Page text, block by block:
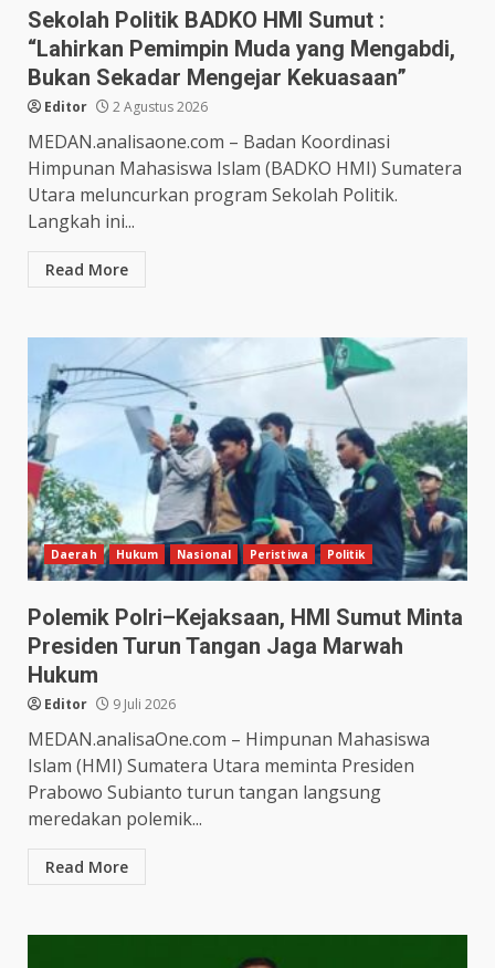
Sekolah Politik BADKO HMI Sumut :
“Lahirkan Pemimpin Muda yang Mengabdi,
Bukan Sekadar Mengejar Kekuasaan”
Editor 2 Agustus 2026
MEDAN.analisaone.com – Badan Koordinasi
Himpunan Mahasiswa Islam (BADKO HMI) Sumatera
Utara meluncurkan program Sekolah Politik.
Langkah ini...
Read More
Daerah Hukum Nasional Peristiwa Politik
Polemik Polri–Kejaksaan, HMI Sumut Minta
Presiden Turun Tangan Jaga Marwah
Hukum
Editor 9 Juli 2026
MEDAN.analisaOne.com – Himpunan Mahasiswa
Islam (HMI) Sumatera Utara meminta Presiden
Prabowo Subianto turun tangan langsung
meredakan polemik...
Read More